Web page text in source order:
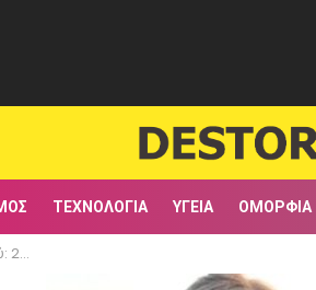
ΤΕΧΝΟΛΟΓΊΑ ΥΓΕΊΑ ΟΜΟΡΦΙΆ